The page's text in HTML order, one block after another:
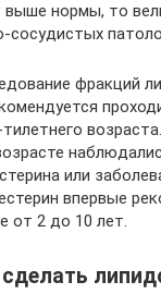
нормы, то
сосудистых
фракций
или
впервые
от 2 до 10 лет.